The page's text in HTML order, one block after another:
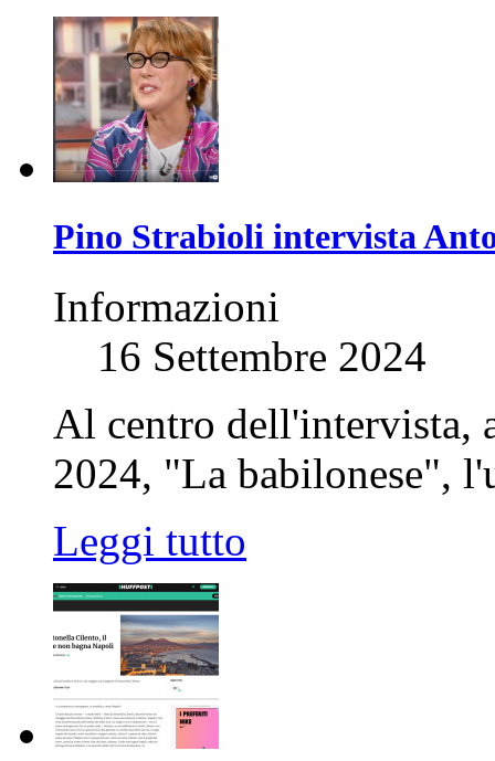
Pino Strabioli intervista
Informazioni
16 Settembre 2024
Al centro dell'intervista,
2024, "La babilonese",
Leggi tutto